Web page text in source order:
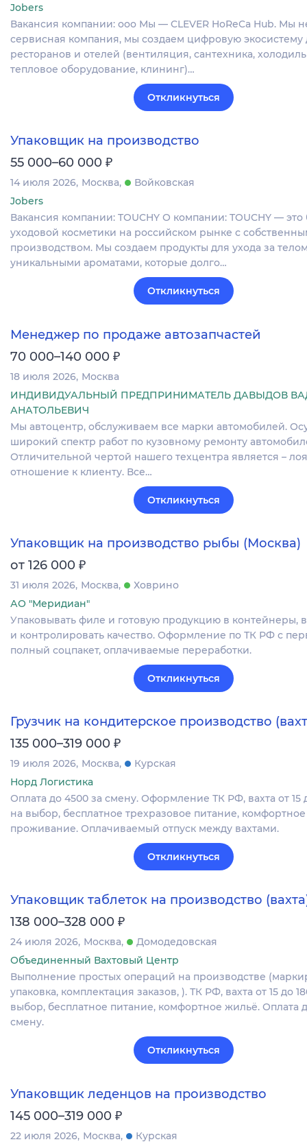
Jobers
Вакансия компании: ооо Мы — CLEVER HoReCa Hub. Мы
сервисная компания, мы создаем цифровую экосистему
ресторанов и отелей (вентиляция, сантехника,
тепловое оборудование, клининг)…
Откликнуться
Упаковщик на производство
55 000–60 000 ₽
14 июля 2026 Москва
Войковская
Jobers
Вакансия компании: TOUCHY О компании: TOUCHY —
уходовой косметики на российском рынке с
производством. Мы создаем продукты для ухода за
уникальными ароматами, которые долго…
Откликнуться
Менеджер по продаже автозапчастей
70 000–140 000 ₽
18 июля 2026 Москва
ИНДИВИДУАЛЬНЫЙ ПРЕДПРИНИМАТЕЛЬ ДАВЫДОВ
АНАТОЛЬЕВИЧ
Мы автоцентр, обслуживаем все марки автомобилей.
широкий спектр работ по кузовному ремонту
Отличительной чертой нашего техцентра является –
отношение к клиенту. Все…
Откликнуться
Упаковщик на производство рыбы (Москва)
от 126 000 ₽
31 июля 2026 Москва
Ховрино
АО "Меридиан"
Упаковывать филе и готовую продукцию в контейнеры,
и контролировать качество. Оформление по ТК РФ с
полный соцпакет, оплачиваемые переработки.
Откликнуться
Грузчик на кондитерское производство
135 000–319 000 ₽
19 июля 2026 Москва
Курская
Норд Логистика
Оплата до 4500 за смену. Оформление ТК РФ, вахта от 15
на выбор, бесплатное трехразовое питание, комфортное
проживание. Оплачиваемый отпуск между вахтами.
Откликнуться
Упаковщик таблеток на производство
138 000–328 000 ₽
24 июля 2026 Москва
Домодедовская
Объединенный Вахтовый Центр
Выполнение простых операций на производстве
упаковка, комплектация заказов, ). ТК РФ, вахта от 15 до
выбор, бесплатное питание, комфортное жильё. Оплата
смену.
Откликнуться
Упаковщик леденцов на производство
145 000–319 000 ₽
22 июля 2026 Москва Курская